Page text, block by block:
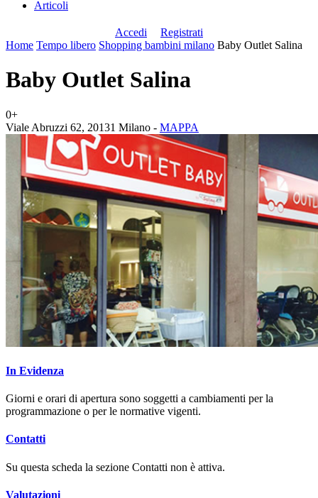
Articoli
Accedi
Registrati
Home Tempo libero Shopping bambini milano Baby Outlet Salina
Baby Outlet Salina
0+
Viale Abruzzi 62, 20131 Milano - MAPPA
In Evidenza
Giorni e orari di apertura sono soggetti a cambiamenti per la
programmazione o per le normative vigenti.
Contatti
Su questa scheda la sezione Contatti non è attiva.
Valutazioni